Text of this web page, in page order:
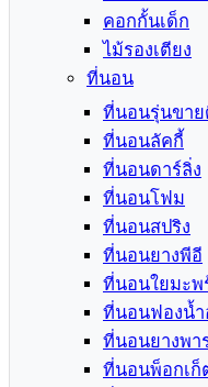
คอกกั้นเด็ก
ไม้รองเตียง
ที่นอน
ที่นอนรุ่นขาย
ที่นอนลัคกี้
ที่นอนดาร์ลิ่ง
ที่นอนโฟม
ที่นอนสปริง
ที่นอนยางพีอี
ที่นอนใยมะพ
ที่นอนฟองน้ำ
ที่นอนยางพา
ที่นอนพ็อกเก็